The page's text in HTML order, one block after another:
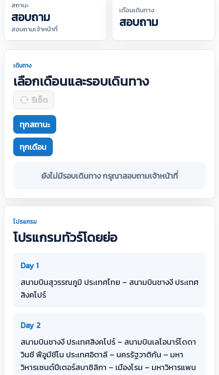
สถานะ
สอบถาม
สอบถามเจ้าหน้าที่
เดือนเดินทาง
สอบถาม
เดินทาง
เลือกเดือนและรอบเดินทาง
รีเซ็ต
ทุกสถานะ
ทุกเดือน
ยังไม่มีรอบเดินทาง กรุณาสอบถามเจ้าหน้าที่
โปรแกรม
โปรแกรมทัวร์โดยย่อ
Day 1
สนามบินสุวรรณภูมิ ประเทศไทย – สนามบินชางงี ประเทศ
สิงคโปร์
Day 2
สนามบินชางงี ประเทศสิงคโปร์ – สนามบินเลโอนาร์โดดา
วินชี ฟีอูมีชีโน ประเทศอิตาลี – นครรัฐวาติกัน – มหา
วิหารเซนต์ปีเตอร์สบาซิลิกา – เมืองโรม – มหาวิหารแพน